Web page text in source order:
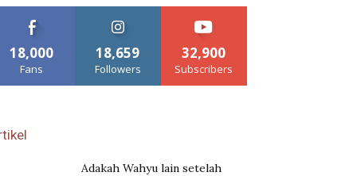
18,000
Fans
18,659
Followers
32,900
Subscribers
Adakah Wahyu lain setelah